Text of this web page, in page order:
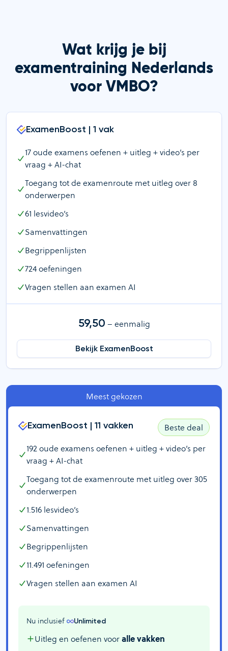
Wat krijg je bij
examentraining Nederlands
voor VMBO?
ExamenBoost | 1 vak
17oude examens oefenen + uitleg + video’s per
vraag + AI-chat
Toegang tot de examenroute met uitleg over 8
onderwerpen
61 lesvideo’s
Samenvattingen
Begrippenlijsten
724oefeningen
Vragen stellen aan examen AI
59,50 – eenmalig
Bekijk ExamenBoost
Meest gekozen
ExamenBoost | 11 vakken
Beste deal
192oude examens oefenen + uitleg + video’s per
vraag + AI-chat
Toegang tot de examenroute met uitleg over305
onderwerpen
1.516 lesvideo’s
Samenvattingen
Begrippenlijsten
11.491 oefeningen
Vragen stellen aan examen AI
Nu inclusief Unlimited
Uitleg en oefenen vooralle vakken